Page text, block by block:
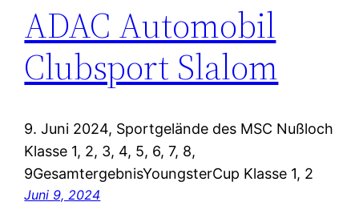
ADAC Automobil
Clubsport Slalom
9. Juni 2024, Sportgelände des MSC Nußloch
Klasse 1, 2, 3, 4, 5, 6, 7, 8,
9GesamtergebnisYoungsterCup Klasse 1, 2
Juni 9, 2024